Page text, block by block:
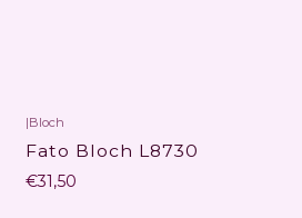
|Bloch
Fato Bloch L8730
€31,50